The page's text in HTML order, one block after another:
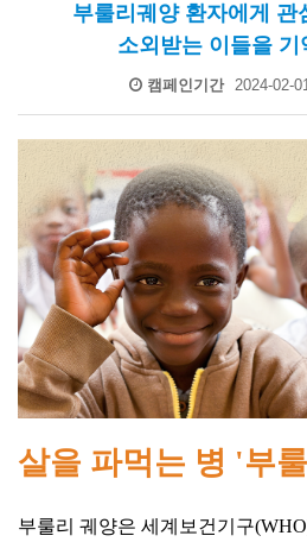
부룰리궤양 환자에게 관
소외받는 이들을 기
캠페인기간 2024-02-
살을 파먹는 병 '부
부룰리 궤양은 세계보건기구